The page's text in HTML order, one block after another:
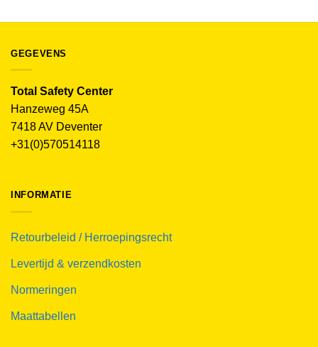
GEGEVENS
Total Safety Center
Hanzeweg 45A
7418 AV Deventer
+31(0)570514118
INFORMATIE
Retourbeleid / Herroepingsrecht
Levertijd & verzendkosten
Normeringen
Maattabellen